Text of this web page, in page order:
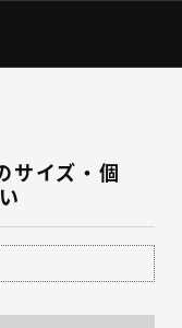
サイズ・個